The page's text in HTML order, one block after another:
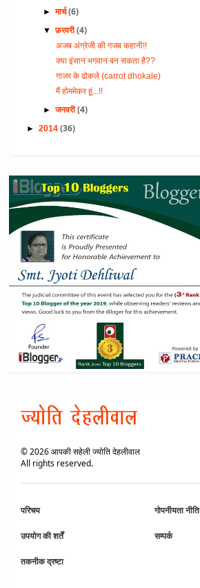
►मार्च(6)
▼फ़रवरी(4)
अजब अंग्रेजी की गजब कहानी!!
क्या इंसान भगवान बन सकता है??
गाजर के ढोकले (carrot dhokale)
मैं होममेकर हूं...!!
►जनवरी(4)
►2014(36)
©2026आपकी सहेली ज्योति देहलीवाल
All rights reserved.
परिचय गोपनीयता नीति
उपयोग की शर्तें सम्पर्क
तकनीक द्रष्टा